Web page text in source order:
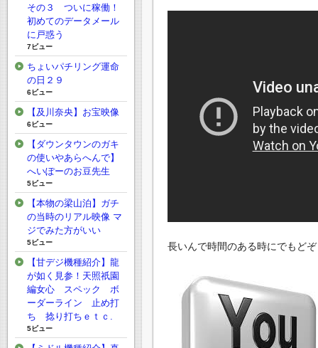
長いんで時間のある時にでもど
その３ ついに稼働！
初めてのデータメール
に戸惑う
7ビュー
ちょいパチリング運命
の日２９
6ビュー
【及川奈央】お宝映像
6ビュー
【ダウンタウンのガキ
の使いやあらへんで】
へいぽーのお豆先生
5ビュー
【本物の梁山泊】ガチ
の当時のリアル映像 マ
ジでみた方がいい
5ビュー
【甘デジ機種紹介】龍
が如く見参！天照祇園
編女心 スペック ボ
ーダーライン 止め打
ち 捻り打ちｅｔｃ.
5ビュー